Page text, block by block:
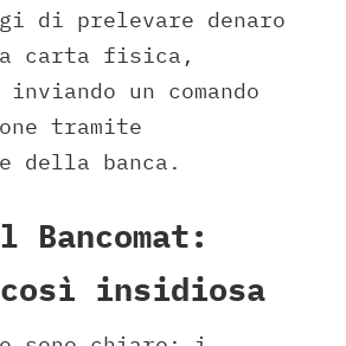
di prelevare denaro
carta fisica,
inviando un comando
tramite
della banca.
insidiosa